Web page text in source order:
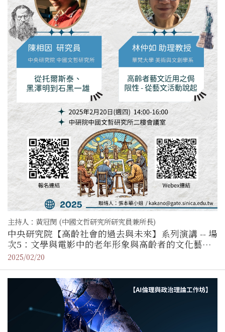
主持人：黃冠閔 (中國文哲研究所研究員兼所長)
中央研究院【高齡社會的過去與未來】系列演講 -- 場
次5：文學與電影中的老年形象與高齡者的文化藝術
需求
2025/02/20